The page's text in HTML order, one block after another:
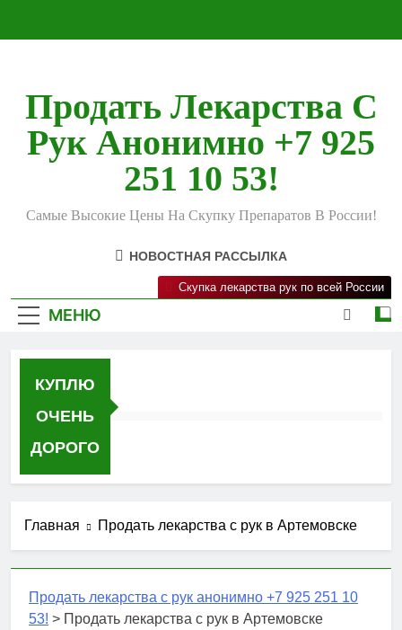
Продать Лекарства С
Рук Анонимно +7 925
251 10 53!
Самые Высокие Цены На Скупку Препаратов В России!
НОВОСТНАЯ РАССЫЛКА
МЕНЮ
Скупка лекарства рук по всей России
КУПЛЮ
ОЧЕНЬ
ДОРОГО
Главная Продать лекарства с рук в Артемовске
Продать лекарства с рук анонимно +7 925 251 10
53! > Продать лекарства с рук в Артемовске